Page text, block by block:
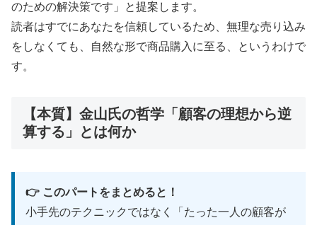
のための解決策です」と提案します。
読者はすでにあなたを信頼しているため、無理な売り込み
をしなくても、自然な形で商品購入に至る、というわけで
す。
【本質】金山氏の哲学「顧客の理想から逆
算する」とは何か
👉 このパートをまとめると！
小手先のテクニックではなく「たった一人の顧客が